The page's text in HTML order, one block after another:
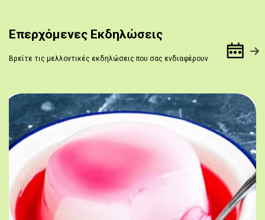
Επερχόμενες Εκδηλώσεις
Βρείτε τις μελλοντικές εκδηλώσεις που σας ενδιαφέρουν